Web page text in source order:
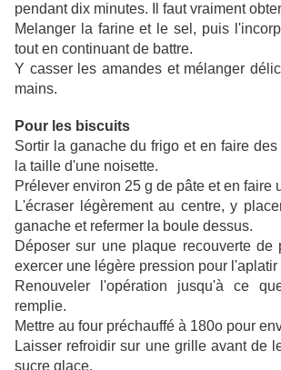
pendant dix minutes. Il faut vraiment
Melanger la farine et le sel, puis
tout en continuant de battre.
Y casser les amandes et mélanger
mains.
Pour les biscuits
Sortir la ganache du frigo et en faire
la taille d'une noisette.
Prélever environ 25 g de pâte et en faire
L'écraser légèrement au centre, y
ganache et refermer la boule dessus.
Déposer sur une plaque recouverte de
exercer une légère pression pour l'aplatir
Renouveler l'opération jusqu'à ce
remplie.
Mettre au four préchauffé à 180o pour
Laisser refroidir sur une grille avant de
sucre glace.